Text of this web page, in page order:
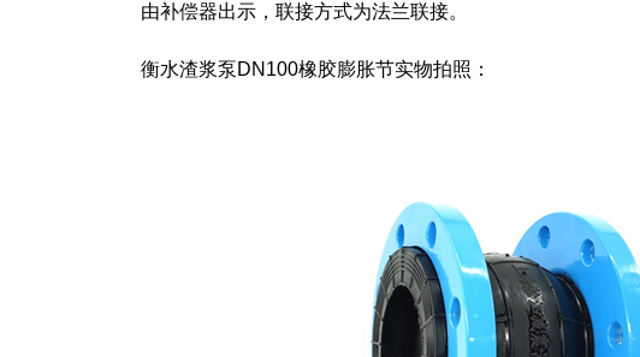
由补偿器出示，联接方式为法兰联接。
衡水渣浆泵DN100橡胶膨胀节实物拍照：